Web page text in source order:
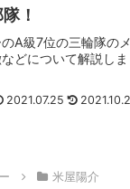
！
A級7位の三輪隊の
どについて解説しま
2021.07.25
米屋陽介